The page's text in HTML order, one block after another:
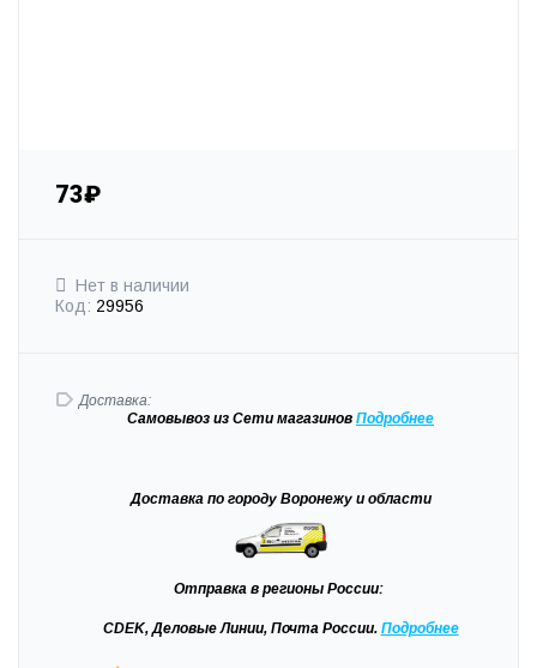
73₽
Нет в наличии
Код: 29956
Доставка:
Самовывоз из Сети магазинов Подробнее
Доставка по городу Воронежу и области
Отправка в регионы России:
CDEK, Деловые Линии, Почта России. Подробнее